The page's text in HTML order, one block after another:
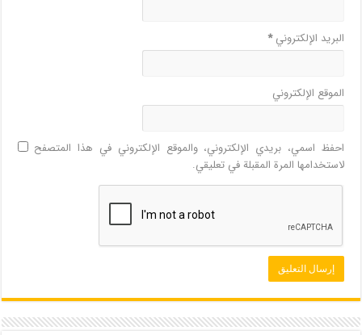
البريد الإلكتروني*
الموقع الإلكتروني
احفظ اسمي، بريدي الإلكتروني، والموقع الإلكتروني في هذا المتصفح
لاستخدامها المرة المقبلة في تعليقي.